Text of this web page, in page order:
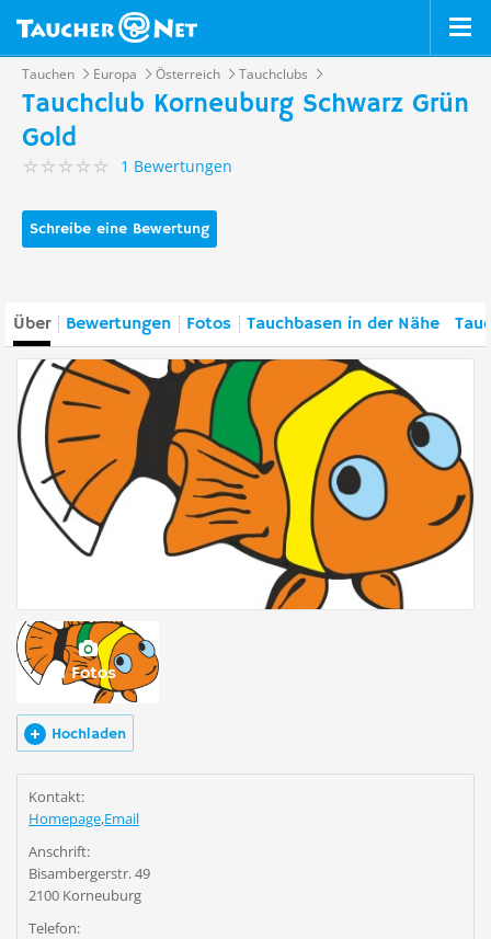
Tauchen Europa Österreich Tauchclubs
Tauchclub Korneuburg Schwarz Grün
Gold
1 Bewertungen
Schreibe eine Bewertung
Über Bewertungen Fotos Tauchbasen in der Nähe
1 Fotos
Hochladen
Kontakt:
Homepage,Email
Anschrift:
Bisambergerstr. 49
2100 Korneuburg
Telefon: